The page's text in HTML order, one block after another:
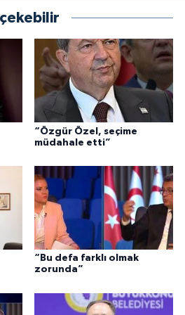
“Özgür Özel, seçime
müdahale etti”
“Bu defa farklı olmak
zorunda”